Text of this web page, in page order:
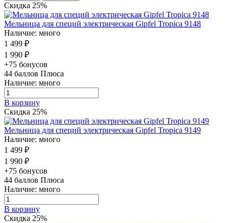
Скидка 25%
Мельница для специй электрическая Gipfel Tropica 9148
Наличие: много
1 499 ₽
1 990 ₽
+75 бонусов
44 баллов Плюса
Наличие: много
В корзину
Скидка 25%
Мельница для специй электрическая Gipfel Tropica 9149
Наличие: много
1 499 ₽
1 990 ₽
+75 бонусов
44 баллов Плюса
Наличие: много
В корзину
Скидка 25%